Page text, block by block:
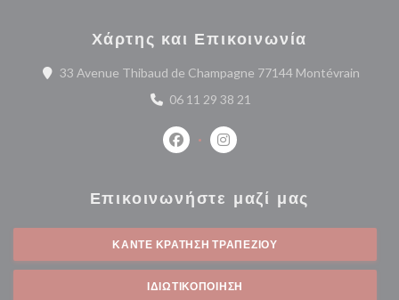
Χάρτης και Επικοινωνία
33 Avenue Thibaud de Champagne 77144 Montévrain
06 11 29 38 21
Facebook ((ανοίγει σε νέο
Instagram ((ανοίγει σε νέο
Επικοινωνήστε μαζί μας
ΚΆΝΤΕ ΚΡΆΤΗΣΗ ΤΡΑΠΕΖΙΟΎ
ΙΔΙΩΤΙΚΟΠΟΊΗΣΗ